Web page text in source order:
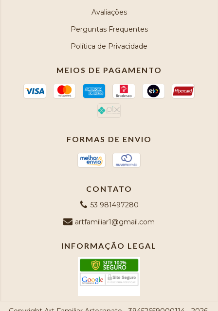
Avaliações
Perguntas Frequentes
Política de Privacidade
MEIOS DE PAGAMENTO
FORMAS DE ENVIO
CONTATO
53 981497280
artfamiliar1@gmail.com
INFORMAÇÃO LEGAL